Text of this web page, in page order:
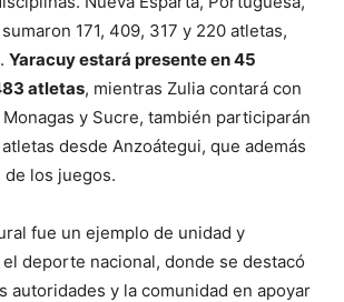
171, 409, 317 y 220 atletas,
Yaracuy estará presente en 45
atletas, mientras Zulia contará con
y Sucre, también participarán
desde Anzoátegui, que además
de los juegos.
fue un ejemplo de unidad y
deporte nacional, donde se destacó
autoridades y la comunidad en apoyar